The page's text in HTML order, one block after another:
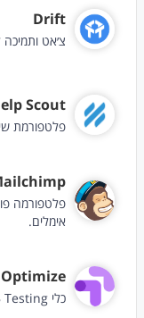
Drift
צ׳אט
Scout
פלטפורמת
פלטפורמה
אימלים.
כלי A/B Testing לאתרים מבית גוגל.